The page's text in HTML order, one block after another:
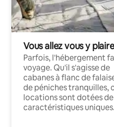
Vous allez vous y plaire
Parfois, l'hébergement
voyage. Qu'il s'agisse de
cabanes à flanc de
de péniches tranquilles,
locations sont dotées de
caractéristiques uniques.